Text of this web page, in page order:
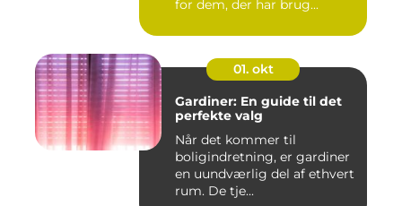
for dem, der har brug...
01. okt
Gardiner: En guide til det
perfekte valg
Når det kommer til
boligindretning, er gardiner
en uundværlig del af ethvert
rum. De tje...